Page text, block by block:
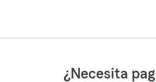
¿Necesita